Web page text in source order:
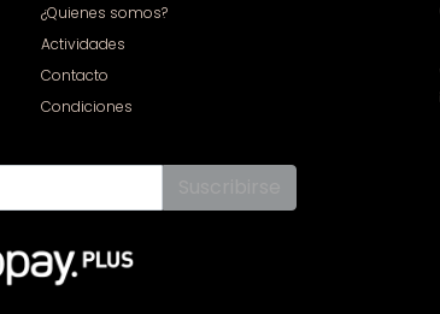
¿Quienes somos?
Actividades
Contacto
Condiciones